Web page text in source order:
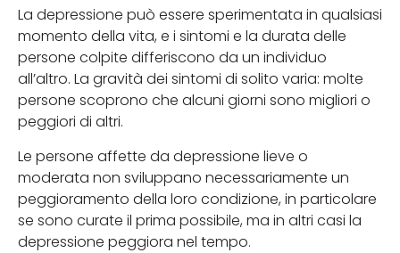
La depressione può essere sperimentata in qualsiasi
momento della vita, e i sintomi e la durata delle
persone colpite differiscono da un individuo
all’altro. La gravità dei sintomi di solito varia: molte
persone scoprono che alcuni giorni sono migliori o
peggiori di altri.
Le persone affette da depressione lieve o
moderata non sviluppano necessariamente un
peggioramento della loro condizione, in particolare
se sono curate il prima possibile, ma in altri casi la
depressione peggiora nel tempo.